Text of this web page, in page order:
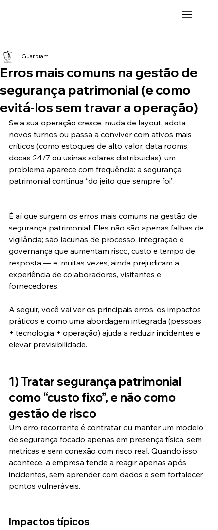
Erros mais comuns na gestão de
segurança patrimonial (e como
evitá-los sem travar a operação)
Guardiam
Se a sua operação cresce, muda de layout, adota
novos turnos ou passa a conviver com ativos mais
críticos (como estoques de alto valor, data rooms,
docas 24/7 ou usinas solares distribuídas), um
problema aparece com frequência: a segurança
patrimonial continua “do jeito que sempre foi”.
É aí que surgem os erros mais comuns na gestão de
segurança patrimonial. Eles não são apenas falhas de
vigilância; são lacunas de processo, integração e
governança que aumentam risco, custo e tempo de
resposta — e, muitas vezes, ainda prejudicam a
experiência de colaboradores, visitantes e
fornecedores.
A seguir, você vai ver os principais erros, os impactos
práticos e como uma abordagem integrada (pessoas
+ tecnologia + operação) ajuda a reduzir incidentes e
elevar previsibilidade.
1) Tratar segurança patrimonial
como “custo fixo”, e não como
gestão de risco
Um erro recorrente é contratar ou manter um modelo
de segurança focado apenas em presença física, sem
métricas e sem conexão com risco real. Quando isso
acontece, a empresa tende a reagir apenas após
incidentes, sem aprender com dados e sem fortalecer
pontos vulneráveis.
Impactos típicos